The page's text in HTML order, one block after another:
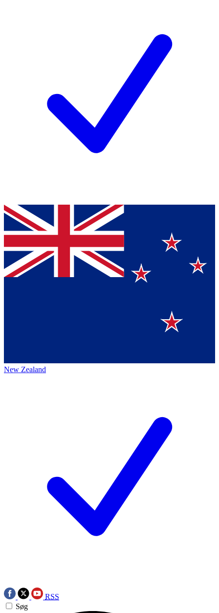
New Zealand
RSS
Søg